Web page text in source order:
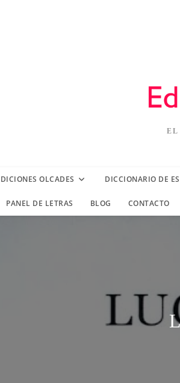
EL
OLCADES DICCIONARIO DE
PANEL DE LETRAS BLOG CONTACTO